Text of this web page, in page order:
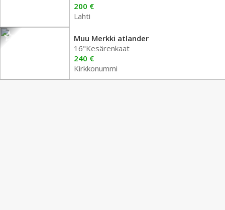
200 €
Lahti
Muu Merkki atlander
16"Kesärenkaat
240 €
Kirkkonummi